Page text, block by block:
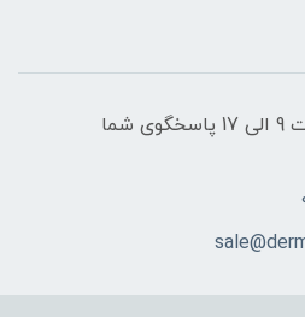
شنبه تا پنج شنبه ، از ساعت 9 الی 17 پاسخگوی شما